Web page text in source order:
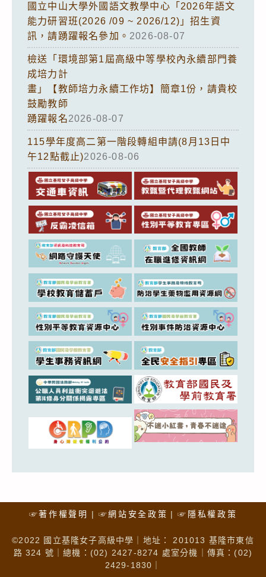
國立中山大學外國語文教學中心「2026年語文
能力研習班(2026 /09 ~ 2026/12)」招生資
訊，請踴躍報名參加。 2026-08-07
檢送「環境部第1屆高級中等學校內永續部門養
成培力計
畫」【教師培力永續工作坊】簡章1份，請貴校
鼓勵教師
踴躍報名2026-08-07
115學年度高二第一階段轉組申請(8月13日中
午12點截止)2026-08-06
☞著作權聲明 ☞網站安全政策 ☞隱私權政策
©2022 國立基隆女子高級中學｜地址： 201013 基隆市東信
路 324 號｜總機：(02) 2427-8274 處室分機｜傳真：(02)
2429-1830｜